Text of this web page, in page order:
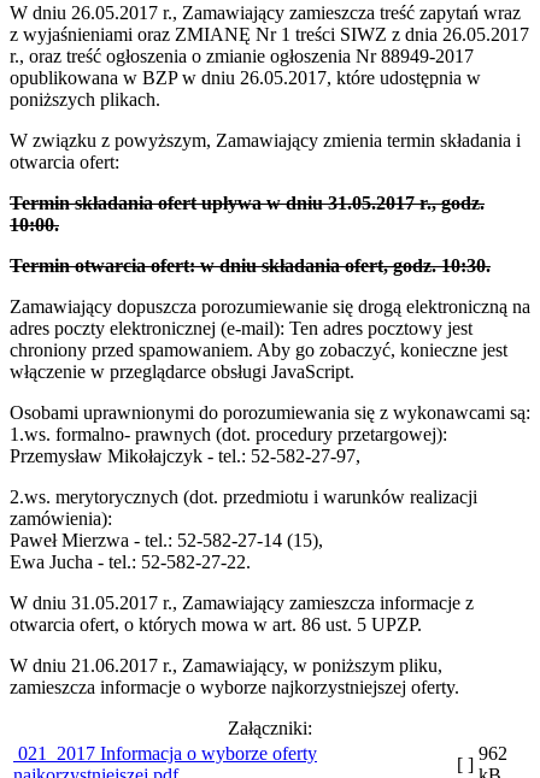
W dniu 26.05.2017 r., Zamawiający zamieszcza treść zapytań wraz
z wyjaśnieniami oraz ZMIANĘ Nr 1 treści SIWZ z dnia 26.05.2017
r., oraz treść ogłoszenia o zmianie ogłoszenia Nr 88949-2017
opublikowana w BZP w dniu 26.05.2017, które udostępnia w
poniższych plikach.
W związku z powyższym, Zamawiający zmienia termin składania i
otwarcia ofert:
Termin składania ofert upływa w dniu 31.05.2017 r., godz.
10:00.
Termin otwarcia ofert: w dniu składania ofert, godz. 10:30.
Zamawiający dopuszcza porozumiewanie się drogą elektroniczną na
adres poczty elektronicznej (e-mail): Ten adres pocztowy jest
chroniony przed spamowaniem. Aby go zobaczyć, konieczne jest
włączenie w przeglądarce obsługi JavaScript.
Osobami uprawnionymi do porozumiewania się z wykonawcami są:
1.ws. formalno- prawnych (dot. procedury przetargowej):
Przemysław Mikołajczyk - tel.: 52-582-27-97,
2.ws. merytorycznych (dot. przedmiotu i warunków realizacji
zamówienia):
Paweł Mierzwa - tel.: 52-582-27-14 (15),
Ewa Jucha - tel.: 52-582-27-22.
W dniu 31.05.2017 r., Zamawiający zamieszcza informacje z
otwarcia ofert, o których mowa w art. 86 ust. 5 UPZP.
W dniu 21.06.2017 r., Zamawiający, w poniższym pliku,
zamieszcza informacje o wyborze najkorzystniejszej oferty.
Załączniki:
021_2017 Informacja o wyborze oferty
[ ]
962